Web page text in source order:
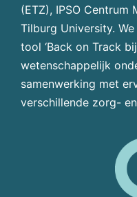
(ETZ), IPSO Centrum
Tilburg University.
tool ‘Back on Track
wetenschappelijk
samenwerking met
verschillende zorg-